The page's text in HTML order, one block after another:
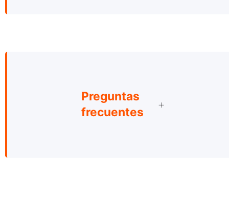
Preguntas
frecuentes